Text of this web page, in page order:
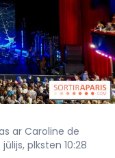
ar Caroline de
plksten 10:28